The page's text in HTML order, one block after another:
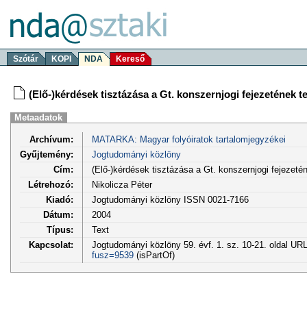
Szótár KOPI NDA Kereső
(Elő-)kérdések tisztázása a Gt. konszernjogi fejezetének
Metaadatok
Archívum:
MATARKA: Magyar folyóiratok tartalomjegyzékei
Gyűjtemény:
Jogtudományi közlöny
Cím:
(Elő-)kérdések tisztázása a Gt. konszernjogi
Létrehozó:
Nikolicza Péter
Kiadó:
Jogtudományi közlöny ISSN 0021-7166
Dátum:
2004
Típus:
Text
Kapcsolat:
Jogtudományi közlöny 59. évf. 1. sz. 10-21. oldal
fusz=9539(isPartOf)